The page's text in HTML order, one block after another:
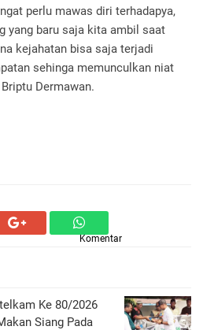
perlu mawas diri terhadapya,
yang baru saja kita ambil saat
kejahatan bisa saja terjadi
sehinga memunculkan niat
Dermawan.
Komentar
Ke 80/2026
Siang Pada